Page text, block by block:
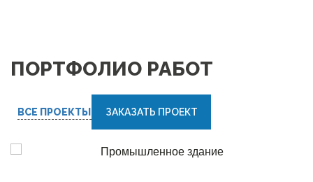
ПОРТФОЛИО РАБОТ
ВСЕ ПРОЕКТЫ ЗАКАЗАТЬ ПРОЕКТ